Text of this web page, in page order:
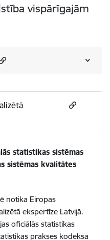
vispārīgajām
statistikas sistēmas
sistēmas kvalitātes
notika Eiropas
ekspertīze Latvijā.
oficiālās statistikas
prakses kodeksa